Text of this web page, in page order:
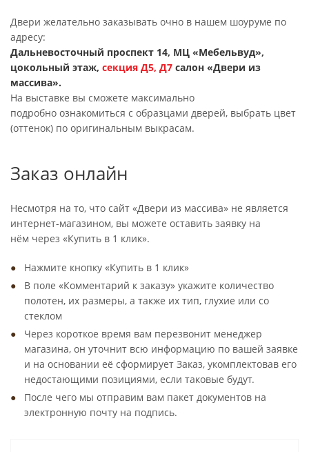
Двери желательно заказывать очно в нашем шоуруме по
адресу:
Дальневосточный проспект 14, МЦ «Мебельвуд»,
цокольный этаж, секция Д5, Д7 салон «Двери из
массива».
На выставке вы сможете максимально
подробно ознакомиться с образцами дверей, выбрать цвет
(оттенок) по оригинальным выкрасам.
Заказ онлайн
Несмотря на то, что сайт «Двери из массива» не является
интернет-магазином, вы можете оставить заявку на
нём через «Купить в 1 клик».
Нажмите кнопку «Купить в 1 клик»
В поле «Комментарий к заказу» укажите количество
полотен, их размеры, а также их тип, глухие или со
стеклом
Через короткое время вам перезвонит менеджер
магазина, он уточнит всю информацию по вашей заявке
и на основании её сформирует Заказ, укомплектовав его
недостающими позициями, если таковые будут.
После чего мы отправим вам пакет документов на
электронную почту на подпись.